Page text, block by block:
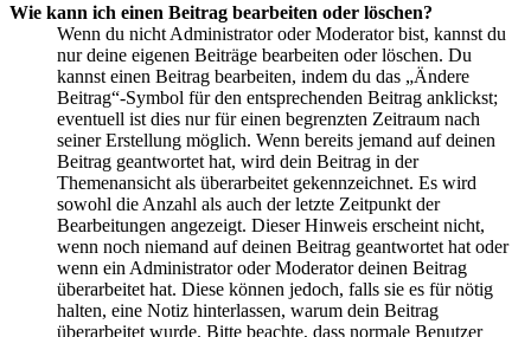
Wie kann ich einen Beitrag bearbeiten oder löschen?
Wenn du nicht Administrator oder Moderator bist, kannst du
nur deine eigenen Beiträge bearbeiten oder löschen. Du
kannst einen Beitrag bearbeiten, indem du das „Ändere
Beitrag“-Symbol für den entsprechenden Beitrag anklickst;
eventuell ist dies nur für einen begrenzten Zeitraum nach
seiner Erstellung möglich. Wenn bereits jemand auf deinen
Beitrag geantwortet hat, wird dein Beitrag in der
Themenansicht als überarbeitet gekennzeichnet. Es wird
sowohl die Anzahl als auch der letzte Zeitpunkt der
Bearbeitungen angezeigt. Dieser Hinweis erscheint nicht,
wenn noch niemand auf deinen Beitrag geantwortet hat oder
wenn ein Administrator oder Moderator deinen Beitrag
überarbeitet hat. Diese können jedoch, falls sie es für nötig
halten, eine Notiz hinterlassen, warum dein Beitrag
überarbeitet wurde. Bitte beachte, dass normale Benutzer